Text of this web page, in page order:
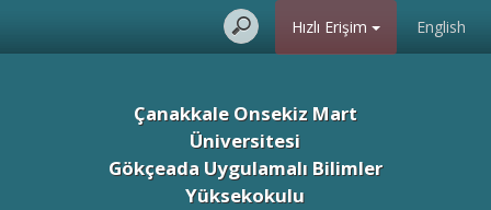
English
Hızlı Erişim
Çanakkale Onsekiz Mart
Üniversitesi
Gökçeada Uygulamalı Bilimler
Yüksekokulu